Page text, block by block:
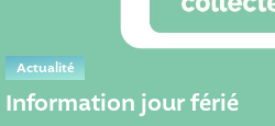
Actualité
Information jour férié
pour passer à